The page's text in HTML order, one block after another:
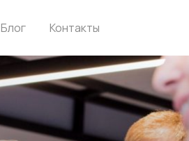
Блог Контакты